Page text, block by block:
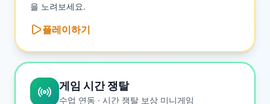
을 노려보세요.
플레이하기
게임 시간 쟁탈
수업 연동 · 시간 쟁탈 보상 미니게임